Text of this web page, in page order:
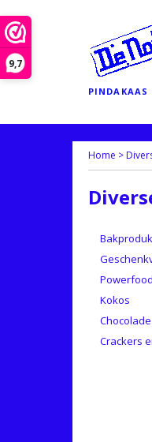
9,7
PINDAKAAS
Home >
Kokos
Crackers